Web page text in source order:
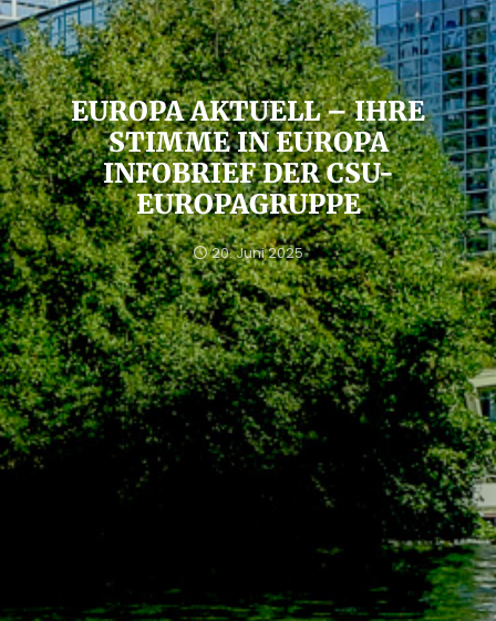
EUROPA AKTUELL – IHRE
STIMME IN EUROPA
INFOBRIEF DER CSU-
EUROPAGRUPPE
20. Juni 2025